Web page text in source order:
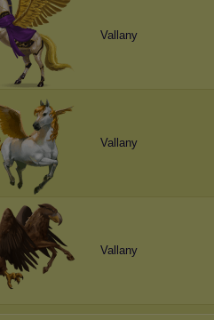
Vallany
Vallany
Vallany